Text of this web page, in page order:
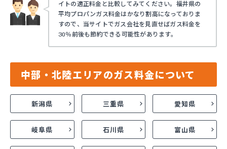
イトの適正料金と比較してみてください。福井県の
平均プロパンガス料金はかなり割高になっておりま
すので、当サイトでガス会社を見直せばガス料金を
30％前後も節約できる可能性があります。
中部・北陸エリアのガス料金について
新潟県 三重県 愛知県
岐阜県 石川県 富山県